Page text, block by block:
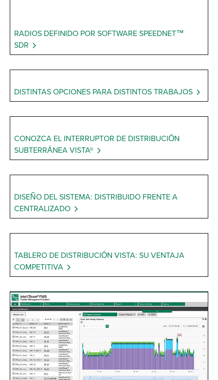
RADIOS DEFINIDO POR SOFTWARE SPEEDNET™
SDR
DISTINTAS OPCIONES PARA DISTINTOS TRABAJOS
CONOZCA EL INTERRUPTOR DE DISTRIBUCIÓN
SUBTERRÁNEA VISTA®
DISEÑO DEL SISTEMA: DISTRIBUIDO FRENTE A
CENTRALIZADO
TABLERO DE DISTRIBUCIÓN VISTA: SU VENTAJA
COMPETITIVA